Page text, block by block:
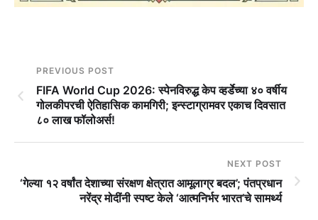
PREVIOUS POST
FIFA World Cup 2026: स्पेनविरुद्ध केप व्हर्डेच्या ४० वर्षीय
गोलकीपरची ऐतिहासिक कामगिरी; इन्स्टाग्रामवर एकाच दिवसात
८० लाख फॉलोअर्स!
NEXT POST
‘गेल्या १२ वर्षांत देशाच्या संरक्षण क्षेत्रात आमूलाग्र बदल’; पंतप्रधान
नरेंद्र मोदींनी स्पष्ट केले ‘आत्मनिर्भर भारत’चे सामर्थ्य